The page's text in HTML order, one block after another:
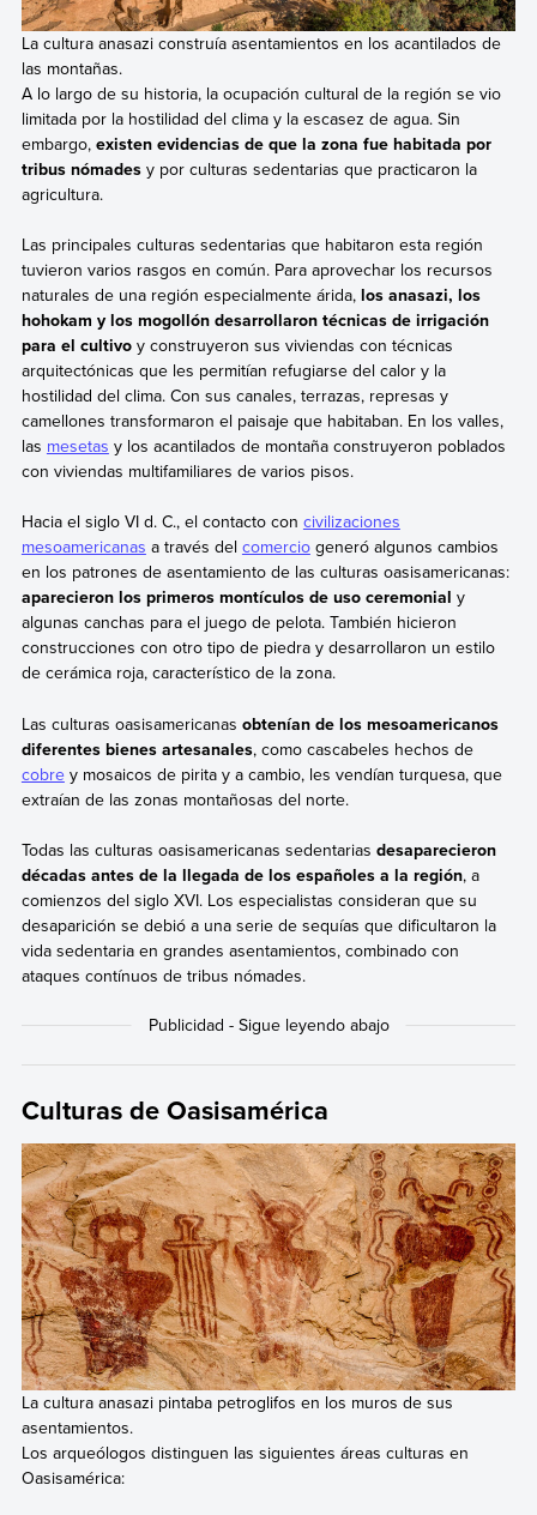
La cultura anasazi construía asentamientos en los acantilados de
las montañas.
A lo largo de su historia, la ocupación cultural de la región se vio
limitada por la hostilidad del clima y la escasez de agua. Sin
embargo, existen evidencias de que la zona fue habitada por
tribus nómadesy por culturas sedentarias que practicaron la
agricultura.
Las principales culturas sedentarias que habitaron esta región
tuvieron varios rasgos en común. Para aprovechar los recursos
naturales de una región especialmente árida, los anasazi, los
hohokam y los mogollón desarrollaron técnicas de irrigación
para el cultivoy construyeron sus viviendas con técnicas
arquitectónicas que les permitían refugiarse del calor y la
hostilidad del clima. Con sus canales, terrazas, represas y
camellones transformaron el paisaje que habitaban. En los valles,
las mesetas y los acantilados de montaña construyeron poblados
con viviendas multifamiliares de varios pisos.
Hacia el siglo VI d. C., el contacto con civilizaciones
mesoamericanas a través del comerciogeneró algunos cambios
en los patrones de asentamiento de las culturas oasisamericanas:
aparecieron los primeros montículos de uso ceremonial y
algunas canchas para el juego de pelota. También hicieron
construcciones con otro tipo de piedra y desarrollaron un estilo
de cerámica roja, característico de la zona.
Las culturas oasisamericanas obtenían de los mesoamericanos
diferentes bienes artesanales, como cascabeles hechos de
cobrey mosaicos de pirita y a cambio, les vendían turquesa, que
extraían de las zonas montañosas del norte.
Todas las culturas oasisamericanas sedentarias desaparecieron
décadas antes de la llegada de los españoles a la región, a
comienzos del siglo XVI. Los especialistas consideran que su
desaparición se debió a una serie de sequías que dificultaron la
vida sedentaria en grandes asentamientos, combinado con
ataques contínuos de tribus nómades.
Culturas de Oasisamérica
La cultura anasazi pintaba petroglifos en los muros de sus
asentamientos.
Los arqueólogos distinguen las siguientes áreas culturas en
Oasisamérica: